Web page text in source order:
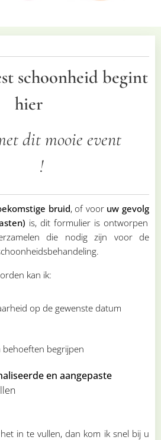
schoonheid begint
hier
dit mooie event 💍
✨ !
bruid, of voor uw gevolg
is, dit formulier is ontworpen
die nodig zijn voor de
kan ik:
op de gewenste datum
behoeften begrijpen
en aangepaste
in te vullen, dan kom ik snel bij u